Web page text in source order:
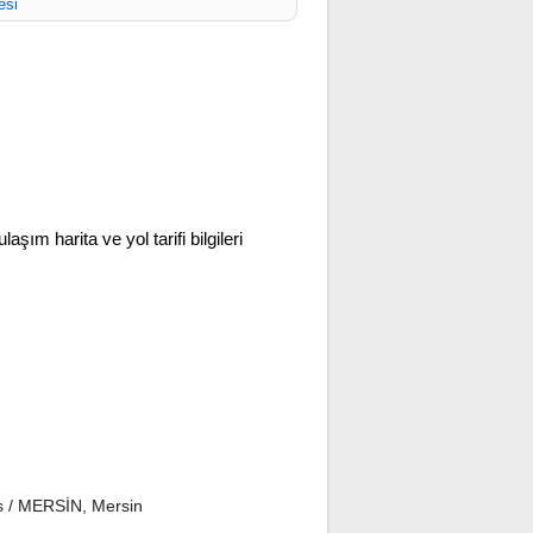
harita ve yol tarifi bilgileri
/ MERSİN, Mersin